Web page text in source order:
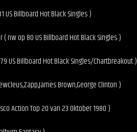
US Billboard Hot Black Singles )
nw op 80 US Billboard Hot Black Singles )
US Billboard Hot Black Singles/Chartbreakout )
Brown,George Clinton )
Action Top 20 van 23 Oktober 1980 )